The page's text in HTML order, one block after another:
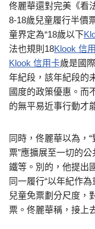
佟麗華還對完美《看
8-18歲兒童履行半價
童界定為“18歲以下
法也規則18Klook 信
Klook 信用卡歲是國
年紀段，該年紀段的
國度的政策優惠。而
的無平易近事行動才
同時，佟麗華以為，
票”應擴展至一切的
鐵等。別的，他提出
同一履行“以年紀作
兒童免票劃分尺度，
票。佟麗華稱，接上